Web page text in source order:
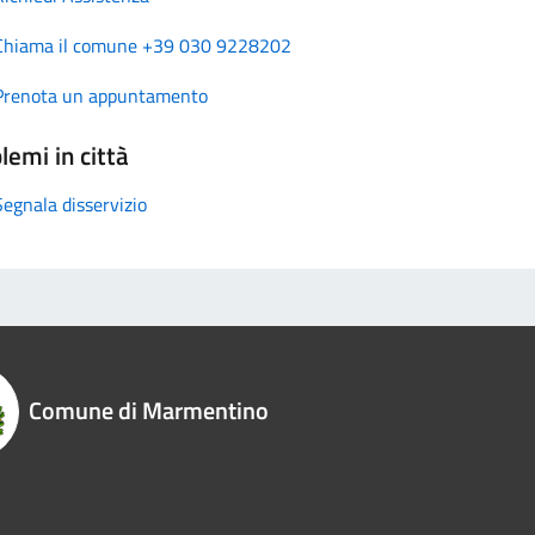
il comune +39 030 9228202
un appuntamento
in città
disservizio
Comune di Marmentino